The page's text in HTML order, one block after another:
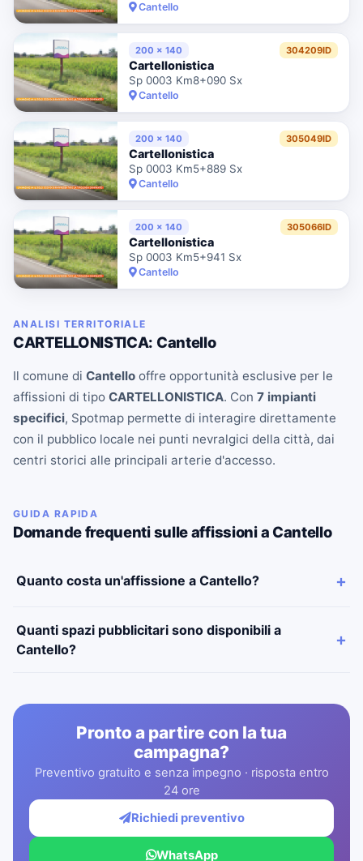
Cantello
200 x 140 304209ID
Cartellonistica
Sp 0003 Km8+090 Sx
Cantello
200 x 140 305049ID
Cartellonistica
Sp 0003 Km5+889 Sx
Cantello
200 x 140 305066ID
Cartellonistica
Sp 0003 Km5+941 Sx
Cantello
ANALISI TERRITORIALE
CARTELLONISTICA: Cantello
Il comune di Cantello offre opportunità esclusive per le
affissioni di tipo CARTELLONISTICA. Con 7 impianti
specifici, Spotmap permette di interagire direttamente
con il pubblico locale nei punti nevralgici della città, dai
centri storici alle principali arterie d'accesso.
GUIDA RAPIDA
Domande frequenti sulle affissioni a Cantello
Quanto costa un'affissione a Cantello?
Quanti spazi pubblicitari sono disponibili a
Cantello?
Pronto a partire con la tua
campagna?
Preventivo gratuito e senza impegno · risposta entro
24 ore
Richiedi preventivo
WhatsApp